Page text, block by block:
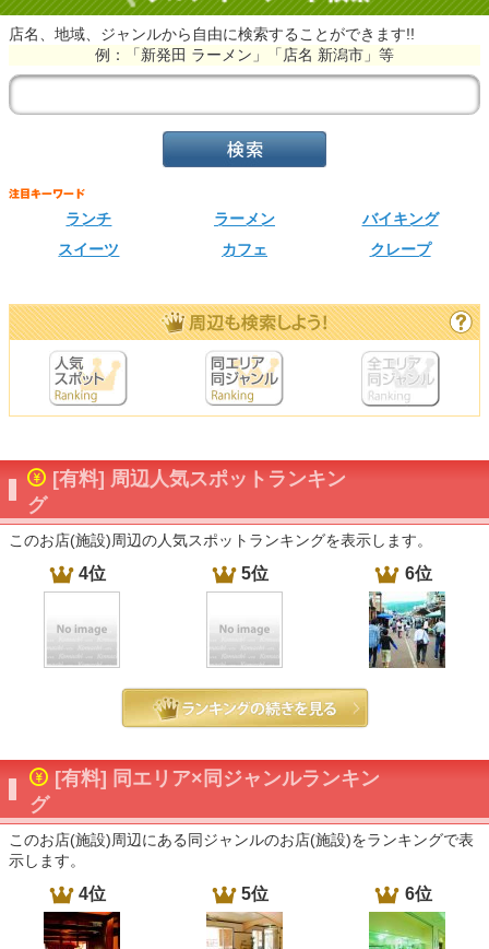
店名、地域、ジャンルから自由に検索することができます!!
例：「新発田 ラーメン」「店名 新潟市」等
ランチ ラーメン
バイキング
スイーツ
カフェ クレープ
[有料] 周辺人気スポットランキン
グ
このお店(施設)周辺の人気スポットランキングを表示します。
4位 5位 6位
[有料] 同エリア×同ジャンルランキン
グ
このお店(施設)周辺にある同ジャンルのお店(施設)をランキングで表
示します。
4位 5位 6位